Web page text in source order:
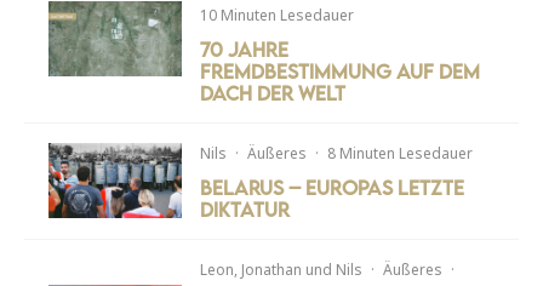
10 Minuten Lesedauer
70 Jahre
Fremdbestimmung auf dem
Dach der Welt
Nils · Äußeres · 8 Minuten Lesedauer
Belarus – Europas letzte
Diktatur
Leon, Jonathan und Nils · Äußeres ·